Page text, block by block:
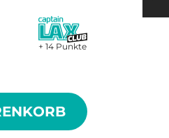
+ 14 Punkte